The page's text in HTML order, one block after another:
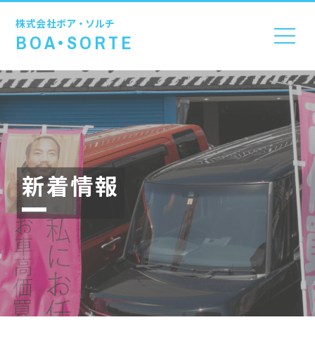
株式会社ボア・ソルチ
BOA•SORTE
新着情報